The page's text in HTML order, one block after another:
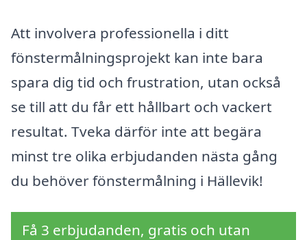
Att involvera professionella i ditt
fönstermålningsprojekt kan inte bara
spara dig tid och frustration, utan också
se till att du får ett hållbart och vackert
resultat. Tveka därför inte att begära
minst tre olika erbjudanden nästa gång
du behöver fönstermålning i Hällevik!
Få 3 erbjudanden, gratis och utan